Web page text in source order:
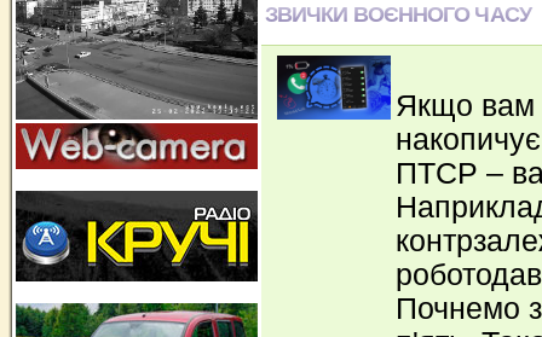
ЗВИЧКИ ВОЄННОГО ЧАСУ
Якщо вам
ПТСР –
Почнемо